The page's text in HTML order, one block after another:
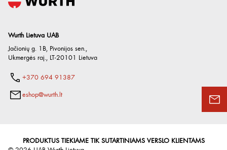
Muilo pagrindas
Tepalo kodas
Mažiausia / didžiausia
Bazinės alyvos klampa,
500 mm²/s / esant 40°C
Wurth Lietuva UAB
Jačionių g. 1B, Pivonijos sen.,
Ukmergės raj., LT-20101 Lietuva
+370 694 91387
eshop@wurth.lt
PRODUKTUS TIEKIAME TIK SUTARTINIAMS VERSLO KLIENTAMS